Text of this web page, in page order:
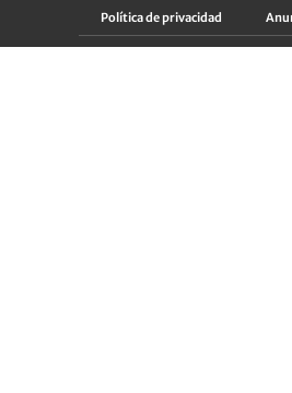
Política de privacidad